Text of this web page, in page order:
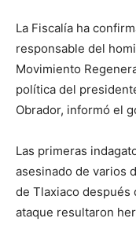
La Fiscalía ha
responsable del
Movimiento
política del
Obrador, informó el
Las primeras
asesinado de varios
de Tlaxiaco después
ataque resultaron